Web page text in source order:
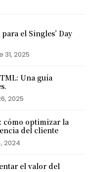
el Singles’ Day
31, 2025
Una guía
2025
cómo optimizar la
del cliente
2024
el valor del